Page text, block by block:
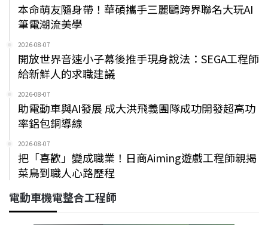
本命萌友隨身帶！華碩攜手三麗鷗跨界聯名大玩AI
筆電潮流美學
2026-08-07
開放世界音速小子幕後推手現身說法：SEGA工程師
給新鮮人的求職建議
2026-08-07
助電動車與AI發展 成大洪飛義團隊成功開發超高功
率鋁包銅導線
2026-08-07
把「喜歡」變成職業！日商Aiming遊戲工程師親揭
菜鳥到職人心路歷程
電動車機電整合工程師